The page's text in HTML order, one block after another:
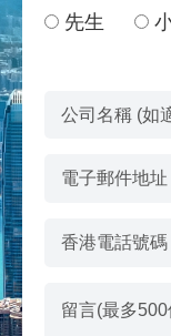
稱謂先生
公司名稱 (如
電子郵件地址
香港電話號碼
留言(最多500